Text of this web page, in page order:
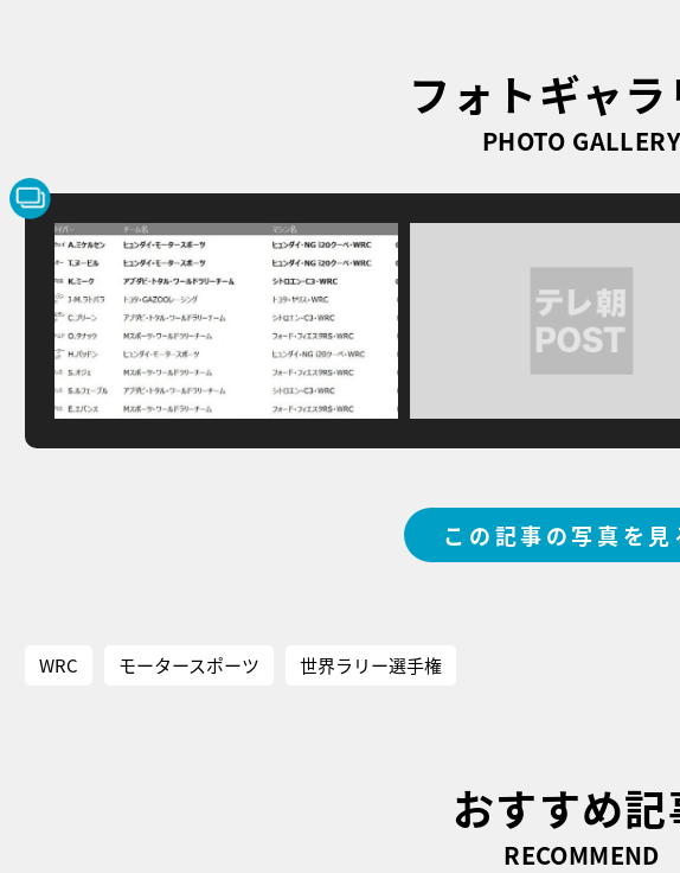
フォトギャラ
PHOTO GALLERY
この記事の写真を見
WRC モータースポーツ 世界ラリー選手権
おすすめ記
RECOMMEND